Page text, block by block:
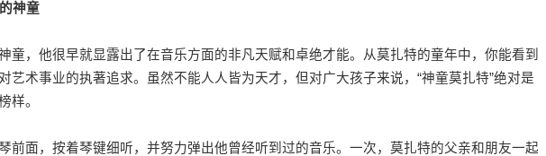
神童
，他很早就显露出了在音乐方面的非凡天赋和卓绝才能。从莫扎特的童年中，你能看到
艺术事业的执著追求。虽然不能人人皆为天才，但对广大孩子来说，“神童莫扎特”绝对是
样。
面，按着琴键细听，并努力弹出他曾经听到过的音乐。一次，莫扎特的父亲和朋友一起